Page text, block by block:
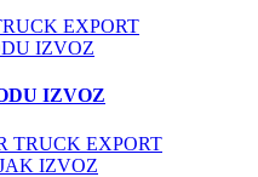
IZVOZ
IZVOZ
IZVOZ